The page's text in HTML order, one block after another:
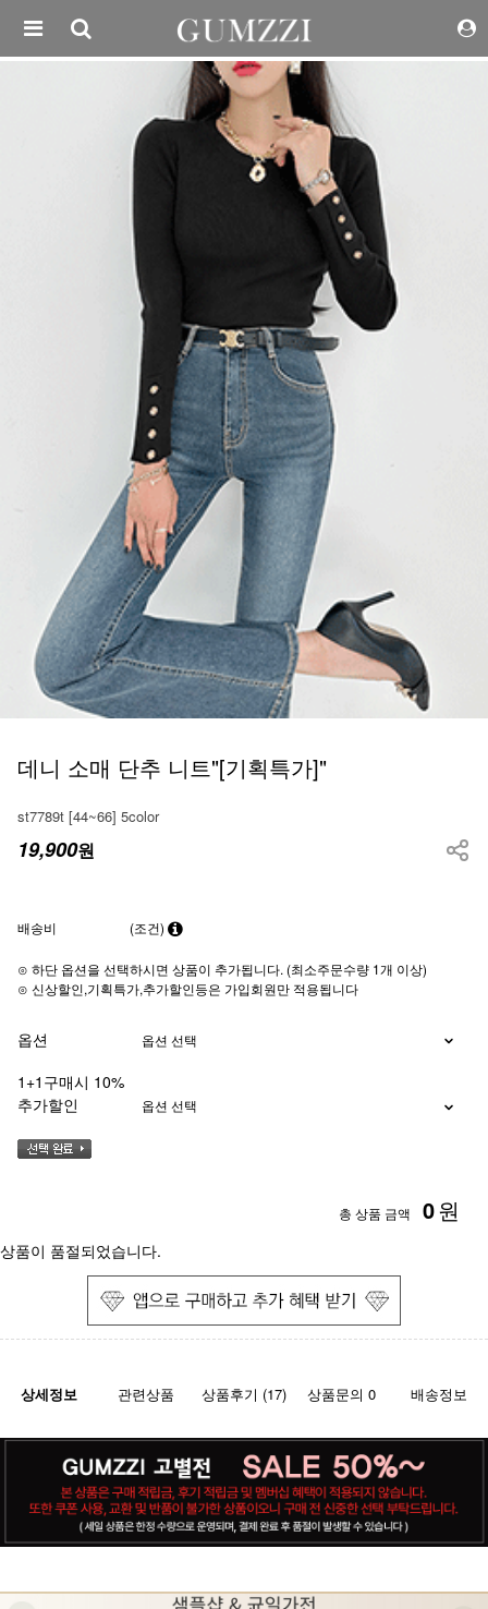
데니 소매 단추 니트"[기획특가]"
st7789t [44~66] 5color
19,900원
배송비 (조건)
⊙ 하단 옵션을 선택하시면 상품이 추가됩니다. (최소주문수량 1개 이상)
⊙ 신상할인,기획특가,추가할인등은 가입회원만 적용됩니다
옵션
1+1구매시 10%
추가할인
총 상품 금액 0원
상품이 품절되었습니다.
상세정보 관련상품 상품후기 (17) 상품문의 0 배송정보